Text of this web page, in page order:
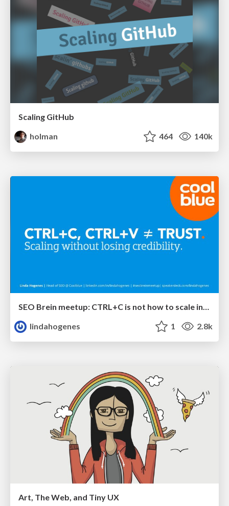
Scaling GitHub
holman
464 140k
SEO Brein meetup: CTRL+C is not how to scale international SEO
lindahogenes
1 2.8k
Art, The Web, and Tiny UX